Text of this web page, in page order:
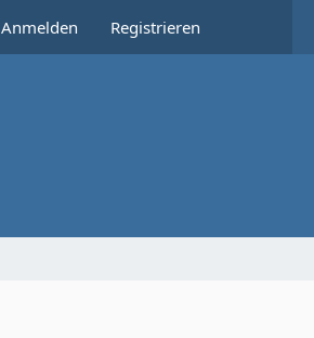
Anmelden Registrieren